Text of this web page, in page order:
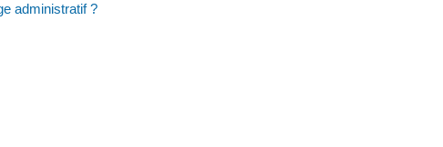
administratif ?